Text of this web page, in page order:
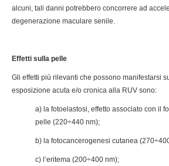
alcuni, tali danni potrebbero concorrere ad
degenerazione maculare senile.
Effetti sulla pelle
Gli effetti più rilevanti che possono manifestarsi
esposizione acuta e/o cronica alla RUV sono:
a) la fotoelastosi, effetto associato con il
pelle (220÷440 nm);
b) la fotocancerogenesi cutanea
c) l’eritema (200÷400 nm);